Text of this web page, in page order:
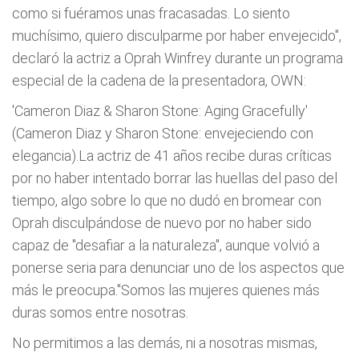
como si fuéramos unas fracasadas. Lo siento
muchísimo, quiero disculparme por haber envejecido",
declaró la actriz a Oprah Winfrey durante un programa
especial de la cadena de la presentadora, OWN:
'Cameron Diaz & Sharon Stone: Aging Gracefully'
(Cameron Diaz y Sharon Stone: envejeciendo con
elegancia).La actriz de 41 años recibe duras críticas
por no haber intentado borrar las huellas del paso del
tiempo, algo sobre lo que no dudó en bromear con
Oprah disculpándose de nuevo por no haber sido
capaz de "desafiar a la naturaleza", aunque volvió a
ponerse seria para denunciar uno de los aspectos que
más le preocupa."Somos las mujeres quienes más
duras somos entre nosotras.
No permitimos a las demás, ni a nosotras mismas,